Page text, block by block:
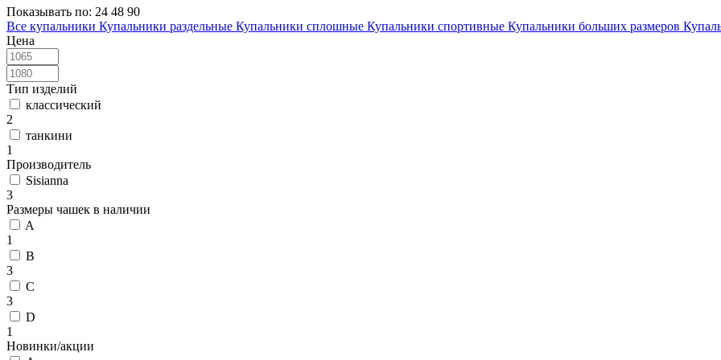
Показывать по: 24 48 90
Все купальники Купальники раздельные Купальники сплошные Купальники спортивные Купальники больших размеров
Цена
Тип изделий
классический
2
танкини
1
Производитель
Sisianna
3
Размеры чашек в наличии
A
1
B
3
C
3
D
1
Новинки/акции